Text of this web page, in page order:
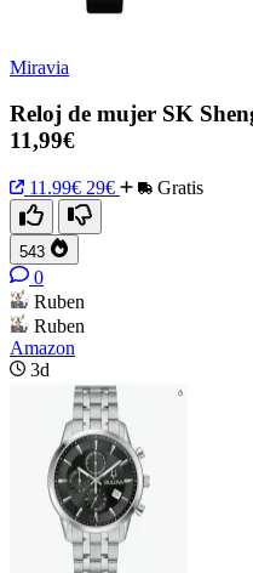
Miravia
Reloj de mujer SK
11,99€
11.99€ 29€ Gratis
543
0
Ruben
Ruben
Amazon
3d